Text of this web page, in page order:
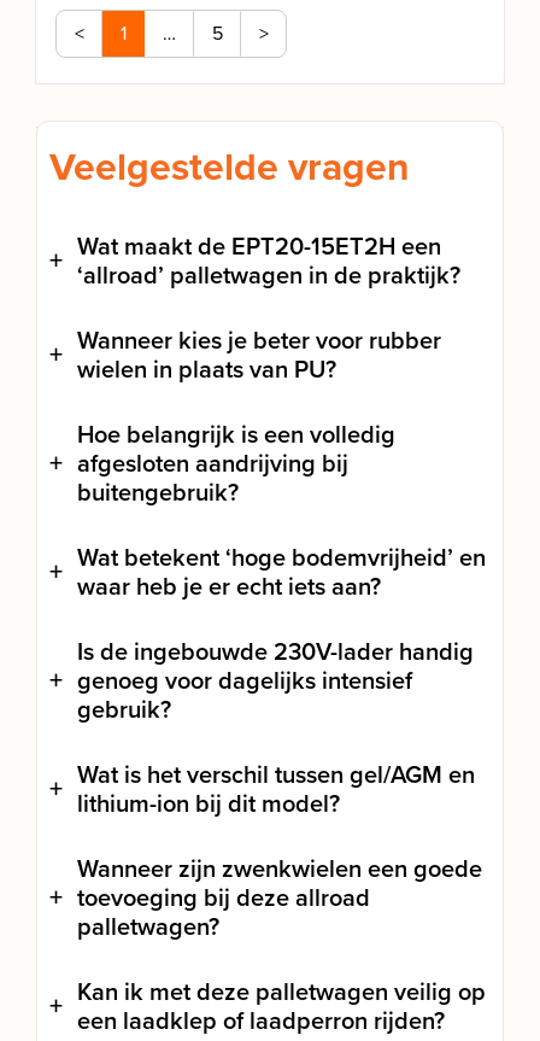
< 1 … 5 >
Veelgestelde vragen
Wat maakt de EPT20-15ET2H een
‘allroad’ palletwagen in de praktijk?
Wanneer kies je beter voor rubber
wielen in plaats van PU?
Hoe belangrijk is een volledig
afgesloten aandrijving bij
buitengebruik?
Wat betekent ‘hoge bodemvrijheid’ en
waar heb je er echt iets aan?
Is de ingebouwde 230V-lader handig
genoeg voor dagelijks intensief
gebruik?
Wat is het verschil tussen gel/AGM en
lithium-ion bij dit model?
Wanneer zijn zwenkwielen een goede
toevoeging bij deze allroad
palletwagen?
Kan ik met deze palletwagen veilig op
een laadklep of laadperron rijden?